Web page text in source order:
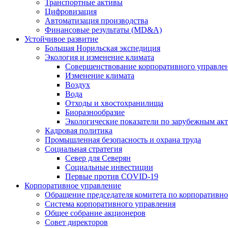
Транспортные активы
Цифровизация
Автоматизация производства
Финансовые результаты (MD&A)
Устойчивое развитие
Большая Норильская экспедиция
Экология и изменение климата
Совершенствование корпоративного
Изменение климата
Воздух
Вода
Отходы и хвостохранилища
Биоразнообразие
Экологические показатели по зарубежным
Кадровая политика
Промышленная безопасность и охрана труда
Социальная стратегия
Север для Северян
Социальные инвестиции
Первые против COVID‑19
Корпоративное управление
Обращение председателя комитета по
Система корпоративного управления
Общее собрание акционеров
Совет директоров